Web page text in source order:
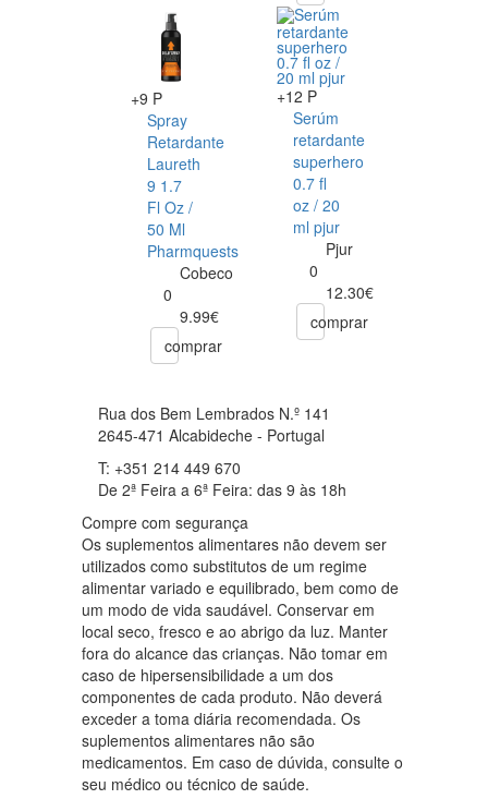
+9 P
Spray
Retardante
Laureth
9 1.7
Fl Oz /
50 Ml
Pharmquests
Cobeco
0
9.99€
comprar
+12 P
Serúm
retardante
superhero
0.7 fl
oz / 20
ml pjur
Pjur
0
12.30€
comprar
Rua dos Bem Lembrados N.º 141
2645-471 Alcabideche - Portugal
T: +351 214 449 670
De 2ª Feira a 6ª Feira: das 9 às 18h
Compre com segurança
Os suplementos alimentares não devem ser
utilizados como substitutos de um regime
alimentar variado e equilibrado, bem como de
um modo de vida saudável. Conservar em
local seco, fresco e ao abrigo da luz. Manter
fora do alcance das crianças. Não tomar em
caso de hipersensibilidade a um dos
componentes de cada produto. Não deverá
exceder a toma diária recomendada. Os
suplementos alimentares não são
medicamentos. Em caso de dúvida, consulte o
seu médico ou técnico de saúde.